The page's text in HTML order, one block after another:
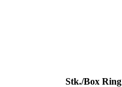
Stk./Box Ring